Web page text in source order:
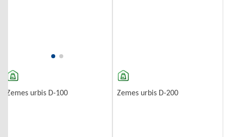
Zemes urbis D-100 Zemes urbis D-200